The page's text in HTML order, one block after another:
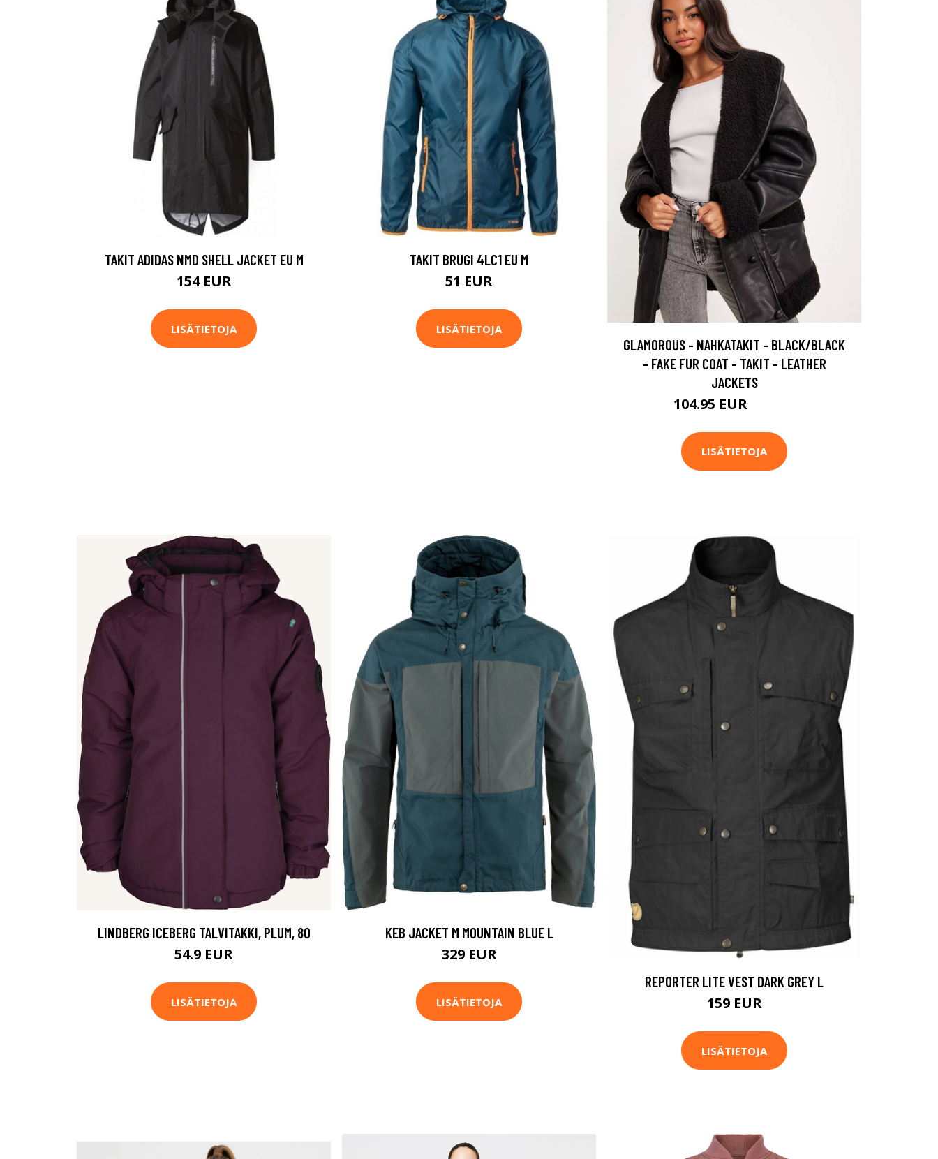
TAKIT ADIDAS NMD SHELL JACKET EU M
154 EUR
LISÄTIETOJA
TAKIT BRUGI 4LC1 EU M
51 EUR
LISÄTIETOJA
GLAMOROUS - NAHKATAKIT - BLACK/BLACK
- FAKE FUR COAT - TAKIT - LEATHER
JACKETS
104.95 EUR
LISÄTIETOJA
LINDBERG ICEBERG TALVITAKKI, PLUM, 80
54.9 EUR
LISÄTIETOJA
KEB JACKET M MOUNTAIN BLUE L
329 EUR
LISÄTIETOJA
REPORTER LITE VEST DARK GREY L
159 EUR
LISÄTIETOJA